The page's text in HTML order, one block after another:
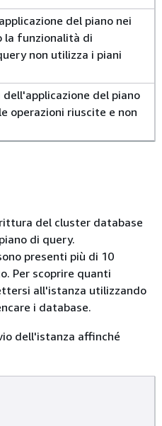
del piano nei
la funzionalità di
non utilizza i piani
del piano
operazioni riuscite e non
del cluster database
di query.
presenti più di 10
Per scoprire quanti
all'istanza utilizzando
i database.
dell'istanza affinché